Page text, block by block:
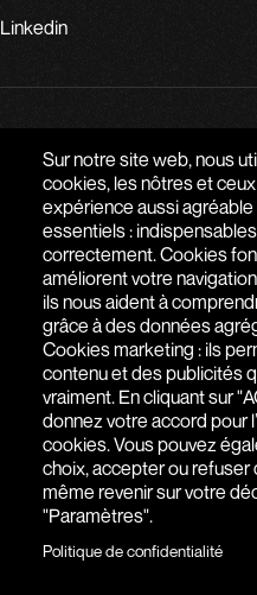
Sur notre site web, nous
cookies, les nôtres et
expérience aussi
essentiels :
correctement. Cookies
améliorent votre
ils nous aident à
grâce à des données
Cookies marketing : ils
contenu et des publicités
vraiment. En cliquant sur
donnez votre accord pour
cookies. Vous pouvez
choix, accepter ou
même revenir sur votre
"Paramètres".
Politique de confidentialité
Linkedin
AGENCE WEB À PARIS - SAIGON
51 RUE DE SEINE,75006 PARIS,
+(33) 1 76 77 27 61